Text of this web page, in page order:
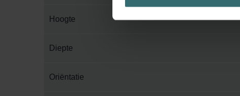
Datenschutzerklärung widerrufen.
Hoogte
Diepte
Oriëntatie